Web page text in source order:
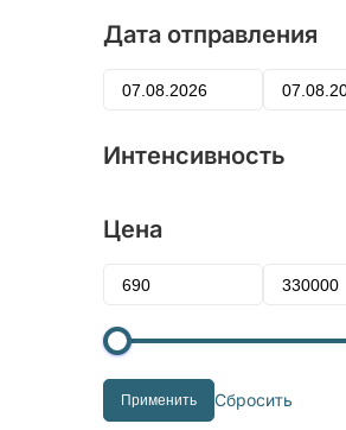
Дата отправления
Интенсивность
Цена
Применить Сбросить